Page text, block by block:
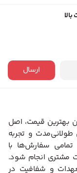
ارسال
بهترین قیمت، اصل
و تجربه
سفارش‌ها با
مشتری انجام شود.
و شفافیت در